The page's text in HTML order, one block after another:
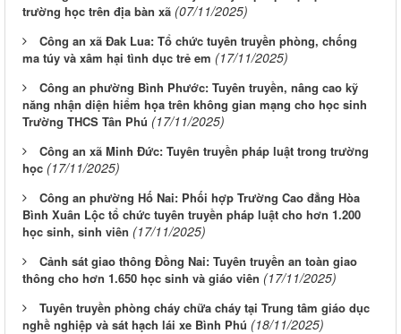
trường học trên địa bàn xã (07/11/2025)
Công an xã Đak Lua: Tổ chức tuyên truyền phòng, chống
ma túy và xâm hại tình dục trẻ em (17/11/2025)
Công an phường Bình Phước: Tuyên truyền, nâng cao kỹ
năng nhận diện hiểm họa trên không gian mạng cho học sinh
Trường THCS Tân Phú (17/11/2025)
Công an xã Minh Đức: Tuyên truyền pháp luật trong trường
học (17/11/2025)
Công an phường Hố Nai: Phối hợp Trường Cao đẳng Hòa
Bình Xuân Lộc tổ chức tuyên truyền pháp luật cho hơn 1.200
học sinh, sinh viên (17/11/2025)
Cảnh sát giao thông Đồng Nai: Tuyên truyền an toàn giao
thông cho hơn 1.650 học sinh và giáo viên (17/11/2025)
Tuyên truyền phòng cháy chữa cháy tại Trung tâm giáo dục
nghề nghiệp và sát hạch lái xe Bình Phú (18/11/2025)